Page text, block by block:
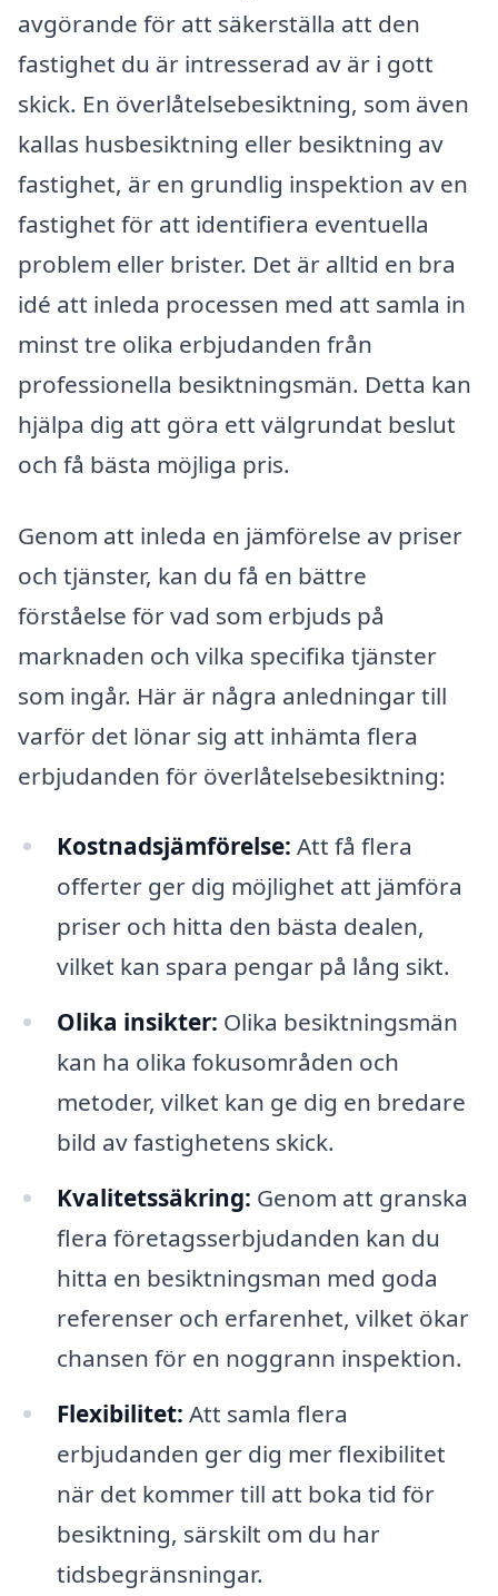
avgörande för att säkerställa att den
fastighet du är intresserad av är i gott
skick. En överlåtelsebesiktning, som även
kallas husbesiktning eller besiktning av
fastighet, är en grundlig inspektion av en
fastighet för att identifiera eventuella
problem eller brister. Det är alltid en bra
idé att inleda processen med att samla in
minst tre olika erbjudanden från
professionella besiktningsmän. Detta kan
hjälpa dig att göra ett välgrundat beslut
och få bästa möjliga pris.
Genom att inleda en jämförelse av priser
och tjänster, kan du få en bättre
förståelse för vad som erbjuds på
marknaden och vilka specifika tjänster
som ingår. Här är några anledningar till
varför det lönar sig att inhämta flera
erbjudanden för överlåtelsebesiktning:
Kostnadsjämförelse: Att få flera
offerter ger dig möjlighet att jämföra
priser och hitta den bästa dealen,
vilket kan spara pengar på lång sikt.
Olika insikter: Olika besiktningsmän
kan ha olika fokusområden och
metoder, vilket kan ge dig en bredare
bild av fastighetens skick.
Kvalitetssäkring: Genom att granska
flera företagsserbjudanden kan du
hitta en besiktningsman med goda
referenser och erfarenhet, vilket ökar
chansen för en noggrann inspektion.
Flexibilitet: Att samla flera
erbjudanden ger dig mer flexibilitet
när det kommer till att boka tid för
besiktning, särskilt om du har
tidsbegränsningar.